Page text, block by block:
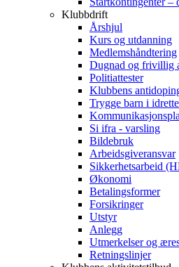
Klubbdrift
Årshjul
Kurs og utdanning
Medlemshåndtering
Dugnad og frivillig
Politiattester
Klubbens
Trygge barn i
Si ifra - varsling
Bildebruk
Arbeidsgiveransvar
Sikkerhetsarbeid
Økonomi
Betalingsformer
Forsikringer
Utstyr
Anlegg
Utmerkelser og
Retningslinjer